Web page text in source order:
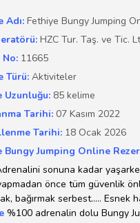
Adı:Fethiye Bungy Jumping
HZC Tur. Taş. ve Tic.
11665
Türü:Aktiviteler
Uzunluğu:85 kelime
Tarihi:07 Kasım 2022
Tarihi:18 Ocak 2026
Bungy Jumping Online
sonuna kadar
önce tüm güvenlik
bağırmak serbest….. Esnek
%100 adrenalin dolu Bungy